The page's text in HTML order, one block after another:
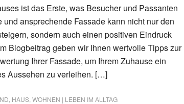
ist das Erste, was Besucher und Passanten
ansprechende Fassade kann nicht nur den
sondern auch einen positiven Eindruck
Blogbeitrag geben wir Ihnen wertvolle Tipps zur
Ihrer Fassade, um Ihrem Zuhause ein
Aussehen zu verleihen. […]
HAUS WOHNEN | LEBEN IM ALLTAG